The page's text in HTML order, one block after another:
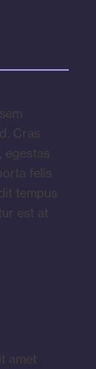
Cras
egestas
felis
tempus
est at
amet